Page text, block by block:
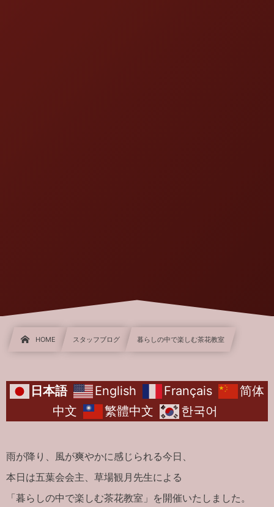
HOME スタッフブログ 暮らしの中で楽しむ茶花教室
日本語 English Français
简体
中文
繁體中文 한국어
雨が降り、風が爽やかに感じられる今日、
本日は五葉会会主、草場観月先生による
「暮らしの中で楽しむ茶花教室」を開催いたしました。